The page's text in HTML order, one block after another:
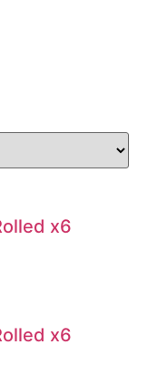
x6
x6